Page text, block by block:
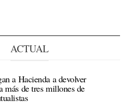
ACTUAL
a Hacienda a devolver
más de tres millones de